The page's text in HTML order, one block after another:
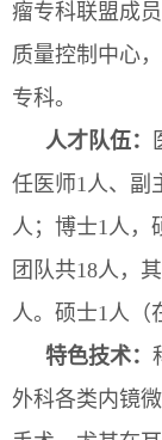
瘤专科联盟成
质量控制中心
专科。
人才队伍：
任医师1 人、副
人；博士1 人，
团队共18人，
人。硕士1人（
特色技术：
外科各类内镜